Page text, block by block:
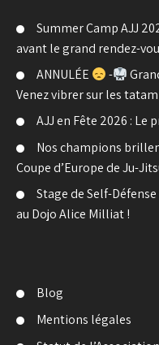
Summer Camp AJJ
avant le grand rendez-
ANNULÉE
-
Venez vibrer sur les
AJJ en Fête 2026 :
Nos champions
Coupe d’Europe de Ju-
Stage de Self-
au Dojo Alice Milliat !
Blog
Mentions légales